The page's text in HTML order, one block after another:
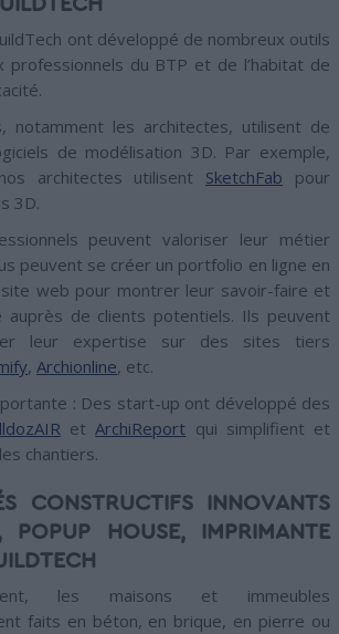
ont développé de nombreux outils
professionnels du BTP et de l’habitat de
notamment les architectes, utilisent de
de modélisation 3D. Par exemple,
architectes utilisent SketchFab pour
3D.
peuvent valoriser leur métier
peuvent se créer un portfolio en ligne en
web pour montrer leur savoir-faire et
auprès de clients potentiels. Ils peuvent
leur expertise sur des sites tiers
, Archionline, etc.
: Des start-up ont développé des
etArchiReport qui simplifient et
chantiers.
CONSTRUCTIFS INNOVANTS
POPUP HOUSE, IMPRIMANTE
les maisons et immeubles
faits en béton, en brique, en pierre ou